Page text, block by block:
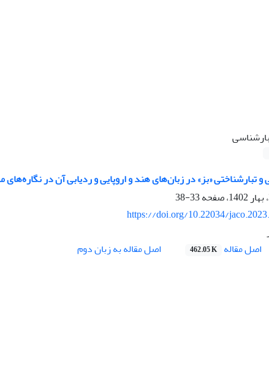
تبارشناختی «بز» در زبان‌های هند و اروپایی و ردیابی آن در
33-38
https://doi.org/10.22034/
اصل مقاله 462.05 K اصل مقاله به زبان دوم